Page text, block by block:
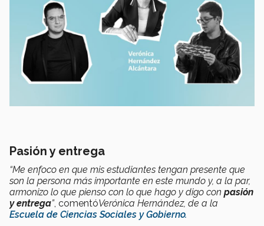
Pasión y entrega
“Me enfoco en que mis estudiantes tengan presente que
son la persona más importante en este mundo y, a la par,
armonizo lo que pienso con lo que hago y digo con pasión
y entrega”, comentóVerónica Hernández, de a la
Escuela de Ciencias Sociales y Gobierno.